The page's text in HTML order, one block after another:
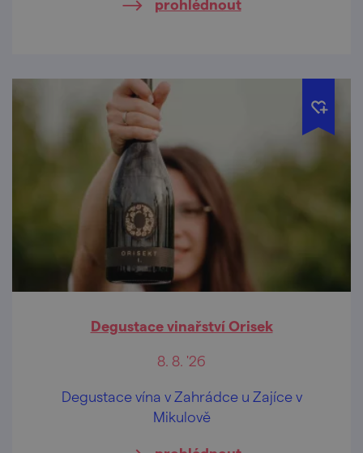
prohlédnout
Degustace vinařství Orisek
8. 8. '26
Degustace vína v Zahrádce u Zajíce v
Mikulově